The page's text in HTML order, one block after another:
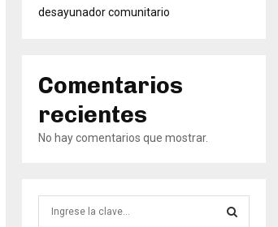
desayunador comunitario
Comentarios
recientes
No hay comentarios que mostrar.